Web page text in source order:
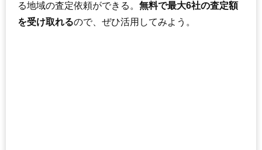
る地域の査定依頼ができる。 無料で最大6社の査定額
を受け取れるので、ぜひ活用してみよう。